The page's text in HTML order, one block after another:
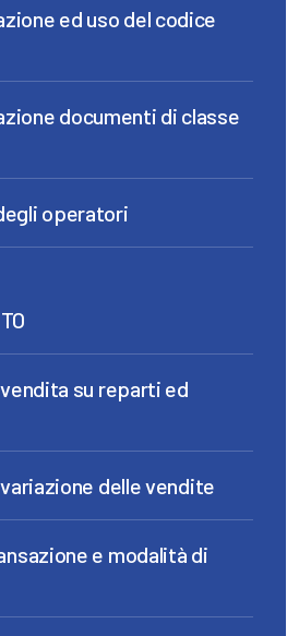
ed uso del codice
documenti di classe
operatori
su reparti ed
delle vendite
e modalità di